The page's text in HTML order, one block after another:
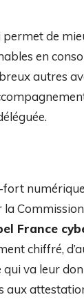
permet de
en
autres
France
chiffré,
va leur
aux